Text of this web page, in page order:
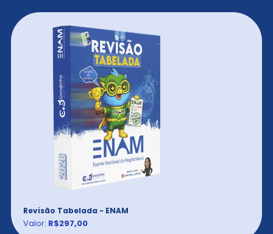
Revisão Tabelada - ENAM
Valor: R$297,00